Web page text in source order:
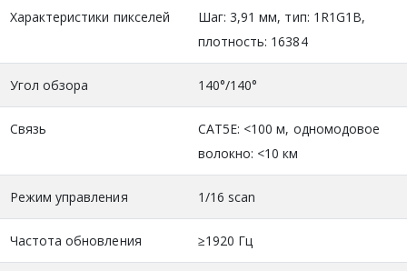
Характеристики пикселей
Шаг: 3,91 мм, тип: 1R1G1B,
плотность: 16384
Угол обзора 140°/140°
Связь
CAT5E: <100 м, одномодовое
волокно: <10 км
Режим управления 1/16 scan
Частота обновления ≥1920 Гц